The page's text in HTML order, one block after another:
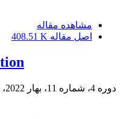
مشاهده مقاله
اصل مقاله 408.51 K
دوره 4، شماره 11، بهار 2022، صفحه